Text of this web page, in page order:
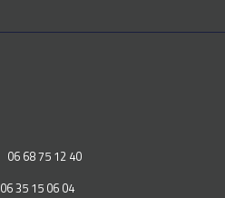
06 68 75 12 40
06 35 15 06 04